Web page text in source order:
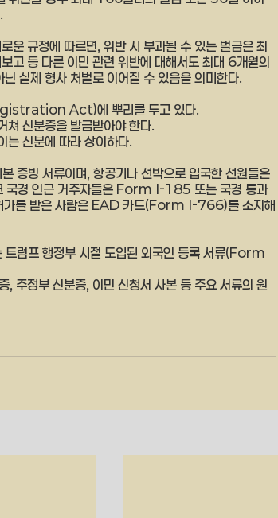
운 규정에 따르면, 위반 시 부과될 수 있는 벌금은 최
고 등 다른 이민 관련 위반에 대해서도 최대 6개월의
실제 형사 처벌로 이어질 수 있음을 의미한다.
Act)에 뿌리를 두고 있다.
쳐 신분증을 발급받아야 한다.
는 신분에 따라 상이하다.
증빙 서류이며, 항공기나 선박으로 입국한 선원들은
경 인근 거주자들은 Form I-185 또는 국경 통과
가를 받은 사람은 EAD 카드(Form I-766)를 소지해
럼프 행정부 시절 도입된 외국인 등록 서류(Form
, 주정부 신분증, 이민 신청서 사본 등 주요 서류의 원